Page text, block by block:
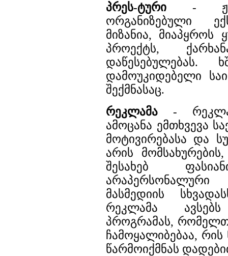
პრეს-ტური -
ორგანიზებული
მიზანია, მიაპყროს
პროექტს,
დაწესებულებას.
დამოუკიდებელი
შექმნასაც.
რეკლამა -
ამოცანა ემთხვევა
მოტივირებასა და
არის
შესახებ
მასმედიის
რეკლამა
პროგრამას,
ჩამოყალიბებაა, რის
წარმოიქმნას